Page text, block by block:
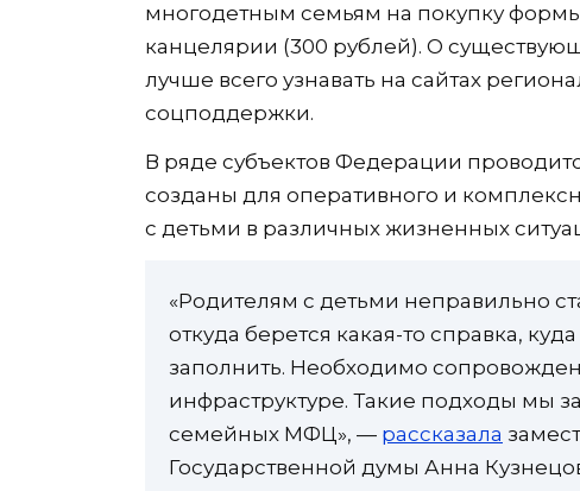
многодетным семьям на покупку
канцелярии (300 рублей). О
лучше всего узнавать на сайтах
соцподдержки.
В ряде субъектов Федерации
созданы для оперативного и
с детьми в различных жизненных
«Родителям с детьми неправильно
откуда берется какая-то справка,
заполнить. Необходимо
инфраструктуре. Такие подходы мы
семейных МФЦ», — рассказала
Государственной думы Анна